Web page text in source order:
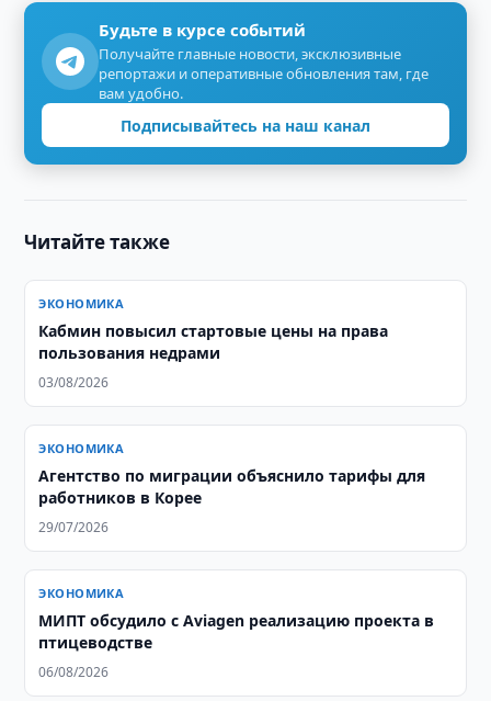
Будьте в курсе событий
Получайте главные новости, эксклюзивные
репортажи и оперативные обновления там, где
вам удобно.
Подписывайтесь на наш канал
Читайте также
ЭКОНОМИКА
Кабмин повысил стартовые цены на права
пользования недрами
03/08/2026
ЭКОНОМИКА
Агентство по миграции объяснило тарифы для
работников в Корее
29/07/2026
ЭКОНОМИКА
МИПТ обсудило с Aviagen реализацию проекта в
птицеводстве
06/08/2026